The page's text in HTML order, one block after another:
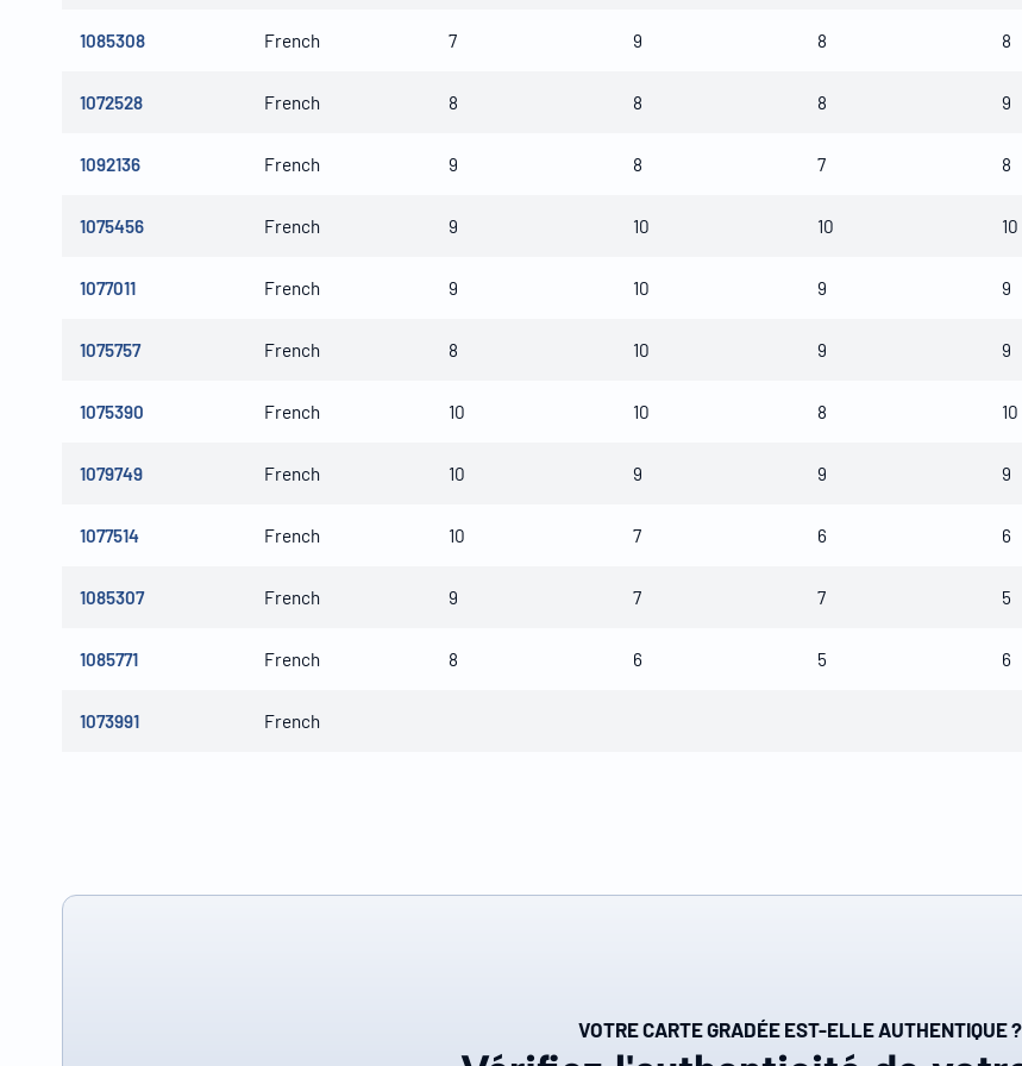
1085308 French 7 9 8 8
1072528 French 8 8 8 9
1092136 French 9 8 7 8
1075456 French 9 10 10 10
1077011 French 9 10 9 9
1075757 French 8 10 9 9
1075390 French 10 10 8 10
1079749 French 10 9 9 9
1077514 French 10 7 6 6
1085307 French 9 7 7 5
1085771 French 8 6 5 6
1073991 French
VOTRE CARTE GRADÉE EST-ELLE AUTHENTIQUE ?